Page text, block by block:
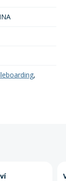
,